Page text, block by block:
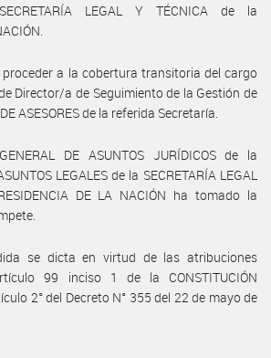
LEGAL Y TÉCNICA de la
proceder a la cobertura transitoria del cargo
Director/a de Seguimiento de la Gestión de
ASESORES de la referida Secretaría.
DE ASUNTOS JURÍDICOS de la
LEGALES de la SECRETARÍA LEGAL
DE LA NACIÓN ha tomado la
se dicta en virtud de las atribuciones
99 inciso 1 de la CONSTITUCIÓN
2° del Decreto N° 355 del 22 de mayo de